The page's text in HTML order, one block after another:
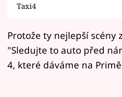
Mámy sobě
Přihlášení
Taxi4
Protože ty nejlepší scény
"Sledujte to auto před
4, které dáváme na